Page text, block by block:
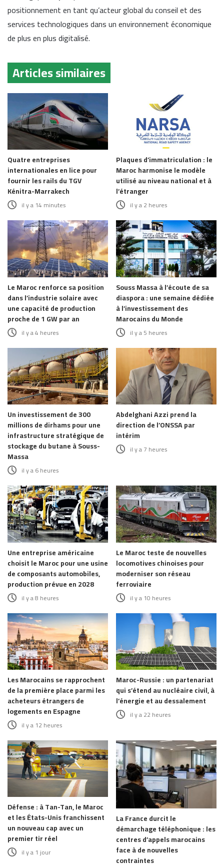
positionnement en tant qu’acteur global du conseil et des
services technologiques dans un environnement économique
de plus en plus digitalisé.
Articles similaires
Quatre entreprises
internationales en lice pour
fournir les rails du TGV
Kénitra-Marrakech
il y a 14 minutes
Plaques d’immatriculation : le
Maroc harmonise le modèle
utilisé au niveau national et à
l’étranger
il y a 2 heures
Le Maroc renforce sa position
dans l’industrie solaire avec
une capacité de production
proche de 1 GW par an
il y a 4 heures
Souss Massa à l’écoute de sa
diaspora : une semaine dédiée
à l’investissement des
Marocains du Monde
il y a 5 heures
Un investissement de 300
millions de dirhams pour une
infrastructure stratégique de
stockage du butane à Souss-
Massa
il y a 6 heures
Abdelghani Azzi prend la
direction de l’ONSSA par
intérim
il y a 7 heures
Une entreprise américaine
choisit le Maroc pour une usine
de composants automobiles,
production prévue en 2028
il y a 8 heures
Le Maroc teste de nouvelles
locomotives chinoises pour
moderniser son réseau
ferroviaire
il y a 10 heures
Les Marocains se rapprochent
de la première place parmi les
acheteurs étrangers de
logements en Espagne
il y a 12 heures
Maroc-Russie : un partenariat
qui s’étend au nucléaire civil, à
l’énergie et au dessalement
il y a 22 heures
Défense : à Tan-Tan, le Maroc
et les États-Unis franchissent
un nouveau cap avec un
premier tir réel
il y a 1 jour
La France durcit le
démarchage téléphonique : les
centres d’appels marocains
face à de nouvelles
contraintes